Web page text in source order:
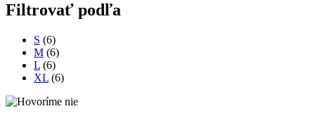
Filtrovať podľa
S (6)
M (6)
L (6)
XL (6)